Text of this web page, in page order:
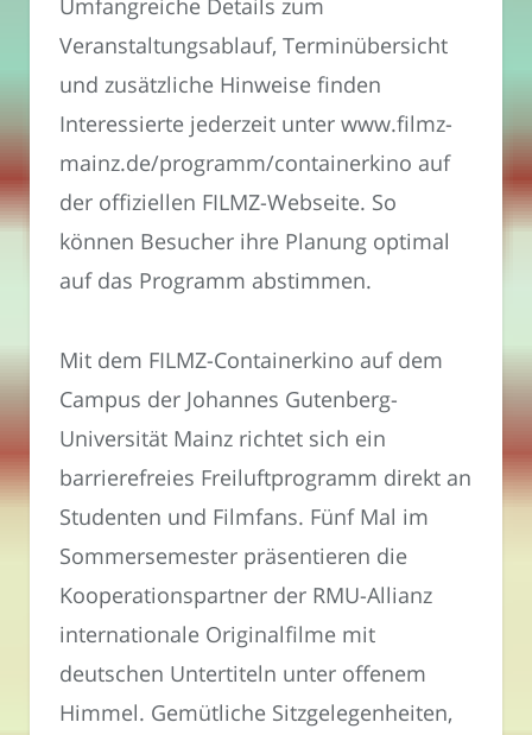
Umfangreiche Details zum
Veranstaltungsablauf, Terminübersicht
und zusätzliche Hinweise finden
Interessierte jederzeit unter www.filmz-
mainz.de/programm/containerkino auf
der offiziellen FILMZ-Webseite. So
können Besucher ihre Planung optimal
auf das Programm abstimmen.
Mit dem FILMZ-Containerkino auf dem
Campus der Johannes Gutenberg-
Universität Mainz richtet sich ein
barrierefreies Freiluftprogramm direkt an
Studenten und Filmfans. Fünf Mal im
Sommersemester präsentieren die
Kooperationspartner der RMU-Allianz
internationale Originalfilme mit
deutschen Untertiteln unter offenem
Himmel. Gemütliche Sitzgelegenheiten,